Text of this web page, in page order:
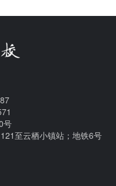
号
至云栖小镇站；地铁6号